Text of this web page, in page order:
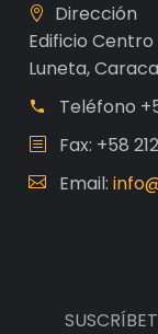
Dirección
Edificio Centro
Luneta,
Teléfono
Fax: +58
Email: